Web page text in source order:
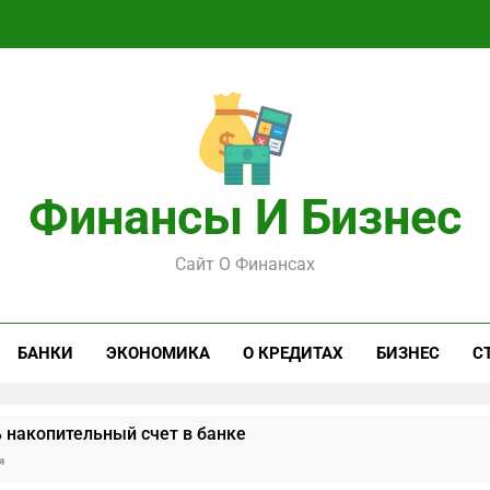
Финансы И Бизнес
Сайт О Финансах
БАНКИ ЭКОНОМИКА О КРЕДИТАХ БИЗНЕС
счет в банке